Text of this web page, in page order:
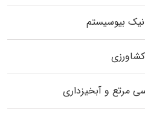
بیوسیستم
مرتع و آبخیزداری